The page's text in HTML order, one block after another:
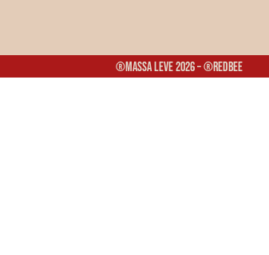
®Massa Leve 2026 – ®Redbee